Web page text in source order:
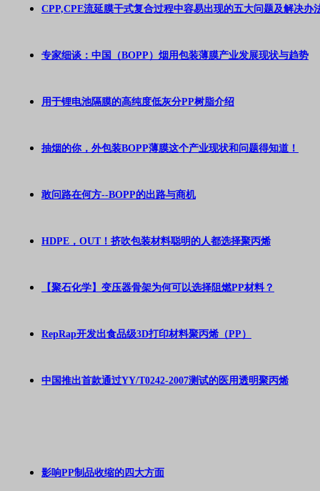
CPP,CPE流延膜干式复合过程中容易出现的五大问题及解决办
专家细谈：中国（BOPP）烟用包装薄膜产业发展现状与趋势
用于锂电池隔膜的高纯度低灰分PP树脂介绍
抽烟的你，外包装BOPP薄膜这个产业现状和问题得知道！
敢问路在何方--BOPP的出路与商机
HDPE，OUT！挤吹包装材料聪明的人都选择聚丙烯
【聚石化学】变压器骨架为何可以选择阻燃PP材料？
RepRap开发出食品级3D打印材料聚丙烯（PP）
中国推出首款通过YY/T0242-2007测试的医用透明聚丙烯
影响PP制品收缩的四大方面